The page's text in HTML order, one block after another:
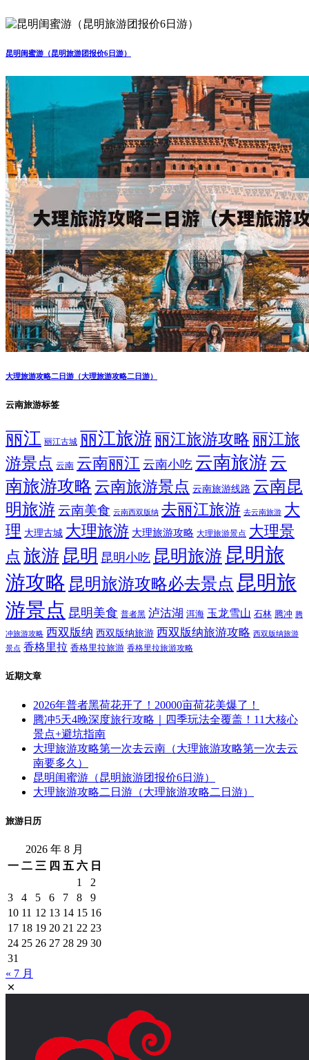
昆明闺蜜游（昆明旅游团报价6日游）
大理旅游攻略二日游（大理旅游攻略二日游）
云南旅游标签
丽江 丽江古城 丽江旅游 丽江旅游攻略 丽江旅
游景点 云南 云南丽江 云南小吃 云南旅游 云
南旅游攻略 云南旅游景点 云南旅游线路 云南昆
明旅游 云南美食 云南西双版纳 去丽江旅游 去云南旅游 大
理 大理古城 大理旅游 大理旅游攻略 大理旅游景点 大理景
点 旅游 昆明 昆明小吃 昆明旅游 昆明旅
游攻略 昆明旅游攻略必去景点 昆明旅
游景点 昆明美食 普者黑 泸沽湖 洱海 玉龙雪山 石林 腾冲 腾
冲旅游攻略 西双版纳 西双版纳旅游 西双版纳旅游攻略 西双版纳旅游
景点 香格里拉 香格里拉旅游 香格里拉旅游攻略
近期文章
2026年普者黑荷花开了！20000亩荷花美爆了！
腾冲5天4晚深度旅行攻略｜四季玩法全覆盖！11大核心
景点+避坑指南
大理旅游攻略第一次去云南（大理旅游攻略第一次去云
南要多久）
昆明闺蜜游（昆明旅游团报价6日游）
大理旅游攻略二日游（大理旅游攻略二日游）
旅游日历
2026 年 8 月
一 二 三 四 五 六 日
1
2
3
4 5 6 7 8
9
10 11 12 13 14 15 16
17 18 19 20 21 22 23
24 25 26 27 28 29 30
31
« 7 月